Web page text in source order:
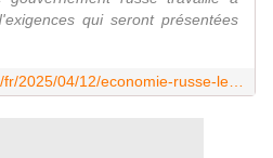
qui seront présentées